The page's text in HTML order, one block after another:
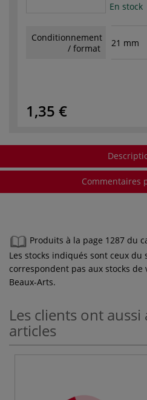
En stock
Conditionnement
/ format
21 mm
1,35 €
Commentaires
Produits à la page 1287 du
Les stocks indiqués sont ceux
correspondent pas aux stocks de
Beaux-Arts.
Les clients ont aussi
articles